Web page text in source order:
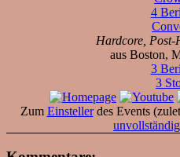
4
Hardcore, Post-
aus Boston,
3
3
Zum Einstellerdes Events